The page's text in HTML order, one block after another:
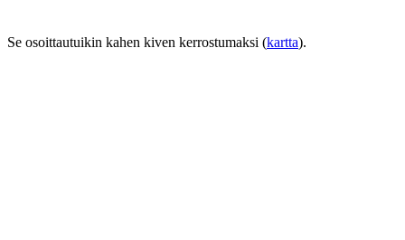
Se osoittautuikin kahen kiven kerrostumaksi (kartta).